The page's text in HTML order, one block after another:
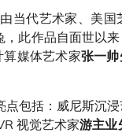
代艺术家、美国
，此作品自面世以
媒体艺术家张一
包括：威尼斯沉
视觉艺术家游主业